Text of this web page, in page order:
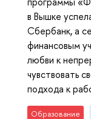
в Вышке
Сбербанк, а
финансовым
любви к
чувствовать
подхода к
Образование